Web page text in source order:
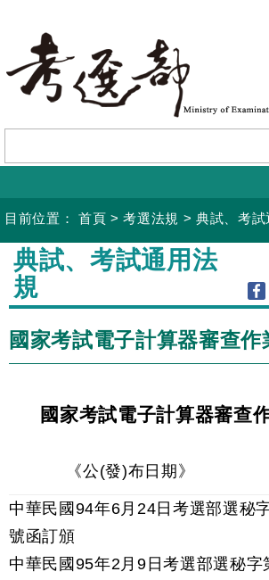
要
容
目前位置： 首頁 >考選法規 >典試、考試
:::
典試、考試通用法
規
國家考試電子計算器審查作
國家考試電子計算器審查
《公(發)布日期》
中華民國94年6月24日考選部選秘
號函訂頒
中華民國95年2月9日考選部選秘